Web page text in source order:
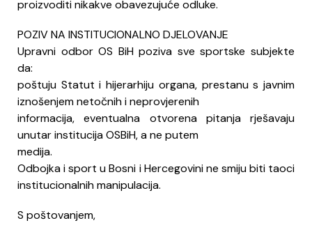
proizvoditi nikakve obavezujuće odluke.
POZIV NA INSTITUCIONALNO DJELOVANJE
Upravni odbor OS BiH poziva sve sportske subjekte
da:
poštuju Statut i hijerarhiju organa, prestanu s javnim
iznošenjem netočnih i neprovjerenih
informacija, eventualna otvorena pitanja rješavaju
unutar institucija OSBiH, a ne putem
medija.
Odbojka i sport u Bosni i Hercegovini ne smiju biti taoci
institucionalnih manipulacija.
S poštovanjem,